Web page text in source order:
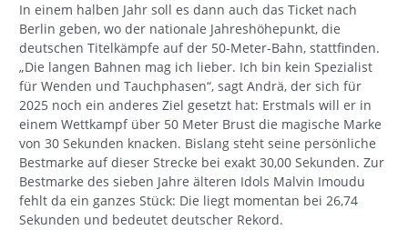
In einem halben Jahr soll es dann auch das Ticket nach
Berlin geben, wo der nationale Jahreshöhepunkt, die
deutschen Titelkämpfe auf der 50-Meter-Bahn, stattfinden.
„Die langen Bahnen mag ich lieber. Ich bin kein Spezialist
für Wenden und Tauchphasen“, sagt Andrä, der sich für
2025 noch ein anderes Ziel gesetzt hat: Erstmals will er in
einem Wettkampf über 50 Meter Brust die magische Marke
von 30 Sekunden knacken. Bislang steht seine persönliche
Bestmarke auf dieser Strecke bei exakt 30,00 Sekunden. Zur
Bestmarke des sieben Jahre älteren Idols Malvin Imoudu
fehlt da ein ganzes Stück: Die liegt momentan bei 26,74
Sekunden und bedeutet deutscher Rekord.